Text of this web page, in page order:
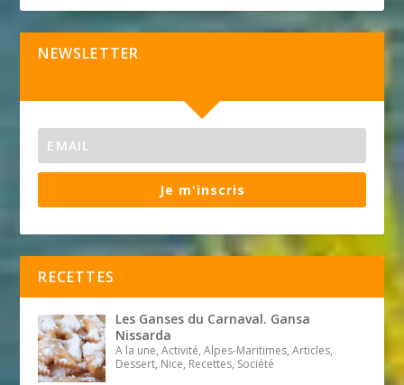
NEWSLETTER
Je m'inscris
RECETTES
Les Ganses du Carnaval. Gansa
Nissarda
A la une, Activité, Alpes-Maritimes, Articles,
Dessert, Nice, Recettes, Société